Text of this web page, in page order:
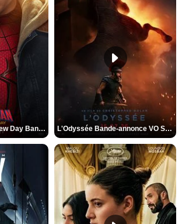
Spider-Man: Brand New Day Bande-annonce VO STFR L'Odyssée Bande-annonce VO STFR